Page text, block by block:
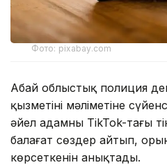
Фото: pixabay.com
Абай облыстық полиция
қызметінің мәліметіне
әйел адамның TikTok-тағы
балағат сөздер айтып,
көрсеткенін анықтады.